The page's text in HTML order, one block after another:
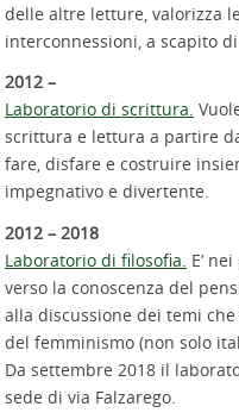
delle altre letture, valorizza
interconnessioni, a scapito
2012 –
Laboratorio di scrittura.
scrittura e lettura a partire
fare, disfare e costruire
impegnativo e divertente.
2012 – 2018
Laboratorio di filosofia. E’
verso la conoscenza del
alla discussione dei temi
del femminismo (non solo
Da settembre 2018 il
sede di via Falzarego.